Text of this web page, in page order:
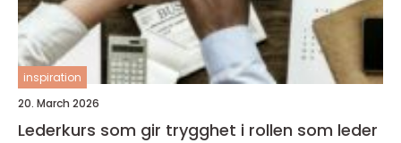
inspiration
20. March 2026
Lederkurs som gir trygghet i rollen som leder